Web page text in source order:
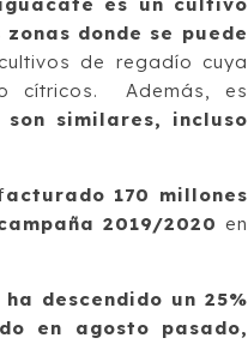
donde se puede
de regadío cuya
cítricos. Además, es
similares, incluso
acturado 170 millones
2019/2020 en
descendido un 25%
en agosto pasado,